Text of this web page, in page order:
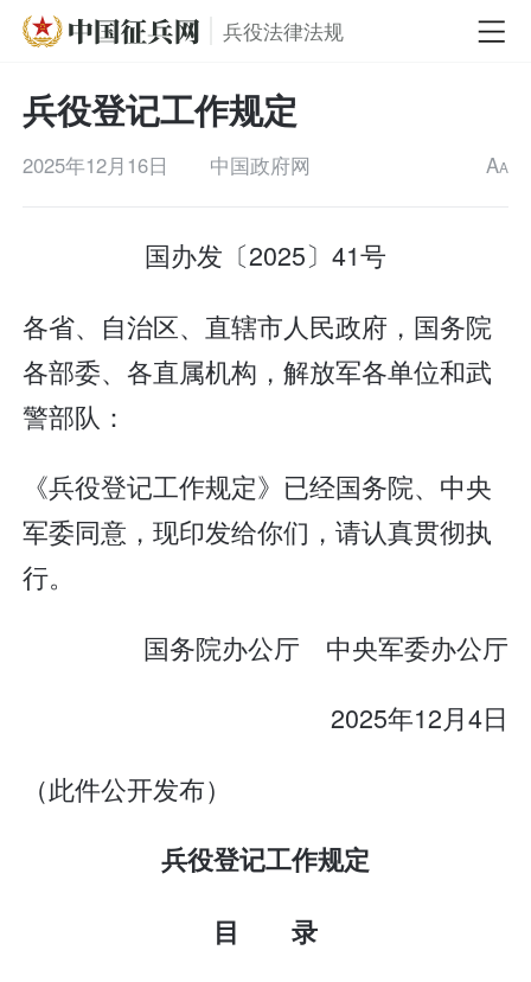
兵役法律法规
兵役登记工作规定
2025年12月16日 中国政府网 AA
国办发〔2025〕41号
各省、自治区、直辖市人民政府，国务院
各部委、各直属机构，解放军各单位和武
警部队：
《兵役登记工作规定》已经国务院、中央
军委同意，现印发给你们，请认真贯彻执
行。
国务院办公厅 中央军委办公厅
2025年12月4日
（此件公开发布）
兵役登记工作规定
目 录